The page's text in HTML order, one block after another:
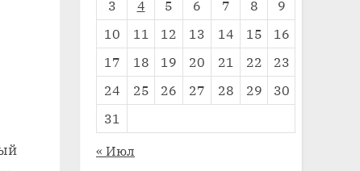
3
4 5 6 7 8
9
10
11 12 13 14 15
16
17
18 19 20 21 22
23
24
25 26 27 28 29
30
31
« Июл